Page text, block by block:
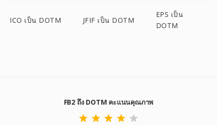
ICO เป็น DOTM JFIF เป็น DOTM
EPS เป็น
DOTM
FB2 ถึง DOTM คะแนนคุณภาพ